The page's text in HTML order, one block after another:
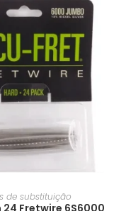
de substituição